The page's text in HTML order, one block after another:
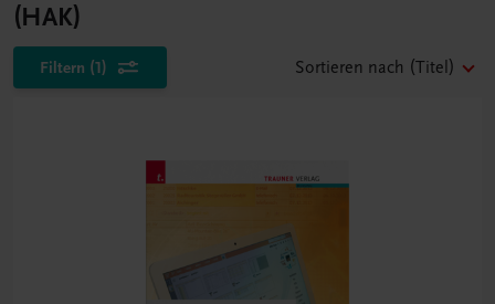
(HAK)
Filtern (1) Sortieren nach (Titel)